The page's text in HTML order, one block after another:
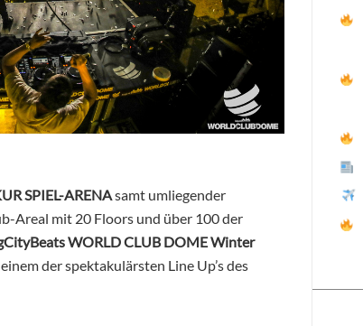
SPIEL-ARENAsamt umliegender
Areal mit 20 Floors und über 100 der
WORLD CLUB DOME Winter
der spektakulärsten Line Up’s des